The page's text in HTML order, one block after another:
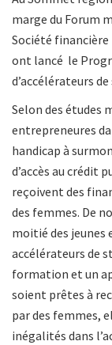
marge du Forum
Société
ont lancé le
d’accélérateurs
Selon des études
entrepreneures
handicap à
d’accès au crédit
reçoivent des
des femmes. De
moitié des jeunes
accélérateurs de
formation et un
soient prêtes à
par des femmes,
inégalités dans